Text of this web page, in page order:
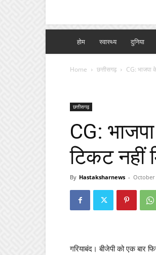
होम स्वास्थ्य दुनिया
Home छत्तीसगढ़ CG: भाजपा
छत्तीसगढ़
CG:
टिकट नहीं
By Hastaksharnews - October
गरियाबंद। बीजेपी को एक बार